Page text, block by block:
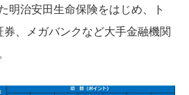
明治安田生命保険をはじめ、ト
、メガバンクなど大手金融機関